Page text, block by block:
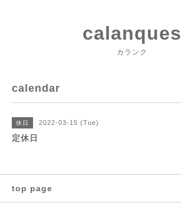
calanques
カランク
calendar
休日 2022-03-15 (Tue)
定休日
top page